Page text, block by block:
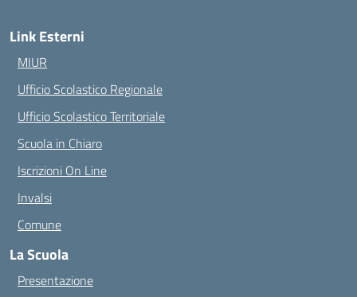
Link Esterni
MIUR
Ufficio Scolastico Regionale
Ufficio Scolastico Territoriale
Scuola in Chiaro
Iscrizioni On Line
Invalsi
Comune
La Scuola
Presentazione